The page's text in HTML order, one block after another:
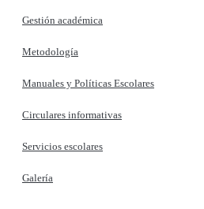
Gestión académica
Metodología
Manuales y Políticas Escolares
Circulares informativas
Servicios escolares
Galería